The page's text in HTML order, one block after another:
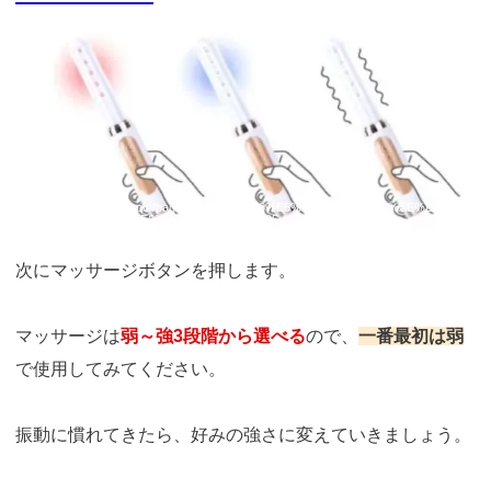
https://femtify.com/pages/%E5%95%86%E5%93%81%E3%81%AE%E4%B
D%BF%E7%94%A8%E6%96%B9%E6%B3%95
次にマッサージボタンを押します。
マッサージは弱～強3段階から選べるので、 一番最初は弱
で使用してみてください。
振動に慣れてきたら、好みの強さに変えていきましょう。